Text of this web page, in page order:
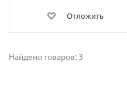
Отложить
Найдено товаров: 3